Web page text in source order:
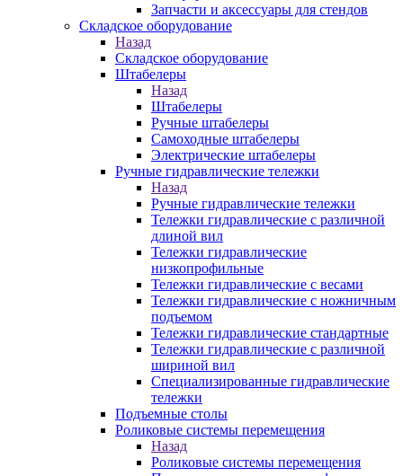
Запчасти и аксессуары для стендов
Складское оборудование
Назад
Складское оборудование
Штабелеры
Назад
Штабелеры
Ручные штабелеры
Самоходные штабелеры
Электрические штабелеры
Ручные гидравлические тележки
Назад
Ручные гидравлические тележки
Тележки гидравлические с различной
длиной вил
Тележки гидравлические
низкопрофильные
Тележки гидравлические с весами
Тележки гидравлические с ножничным
подъемом
Тележки гидравлические стандартные
Тележки гидравлические с различной
шириной вил
Специализированные гидравлические
тележки
Подъемные столы
Роликовые системы перемещения
Назад
Роликовые системы перемещения